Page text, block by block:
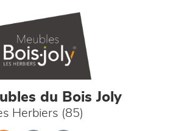
du Bois Joly
Herbiers (85)